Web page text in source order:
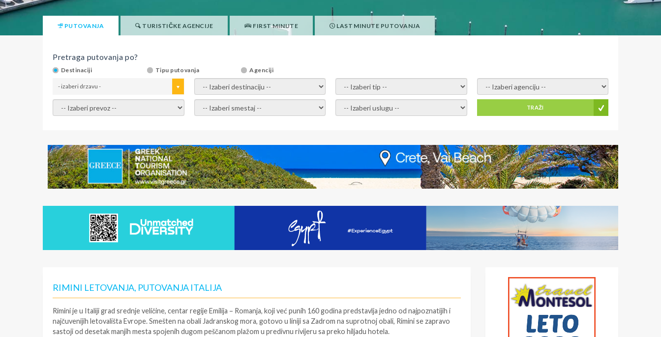
PUTOVANJA TURISTIČKE AGENCIJE FIRST MINUTE LAST MINUTE PUTOVANJA
Pretraga putovanja po?
Destinaciji Tipu putovanja Agenciji
- izaberi drzavu - - izaberi destinaciju - - izaberi tip - - izaberi agenciju -
- izaberi prevoz - - Izaberite smestaj - - Izaberite uslugu - TRAŽI
RIMINI LETOVANJA, PUTOVANJA ITALIJA
Rimini je u Italiji grad srednje veličine, centar regije Emilija – Romanja, koji već punih 160 godina predstavlja jedno od najpoznatijih i
najčuvenijih letovališta Evrope. Smešten na obali Jadranskog mora, gotovo u liniji sa Zadrom na suprotnoj obali, Rimini se zapravo
sastoji od desetak manjih mesta spojenih dugom peščanom plažom u predivnu rivijeru sa preko hiljadu hotela.